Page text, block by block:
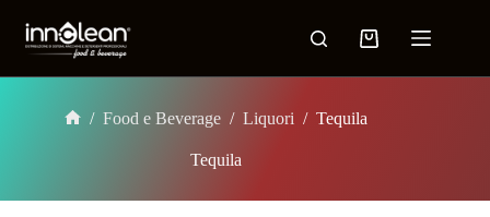
/ Food e Beverage / Liquori / Tequila
Tequila